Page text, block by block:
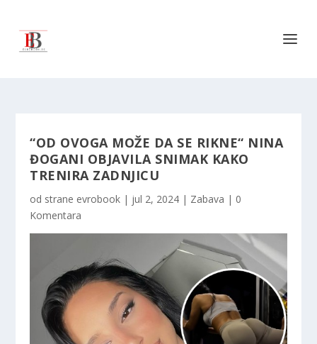
“OD OVOGA MOŽE DA SE RIKNE“ NINA
ĐOGANI OBJAVILA SNIMAK KAKO
TRENIRA ZADNJICU
od strane evrobook | jul 2, 2024 | Zabava | 0
Komentara